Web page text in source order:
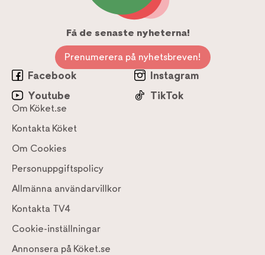
Få de senaste nyheterna!
Prenumerera på nyhetsbreven!
Facebook
Instagram
Youtube
TikTok
Om Köket.se
Kontakta Köket
Om Cookies
Personuppgiftspolicy
Allmänna användarvillkor
Kontakta TV4
Cookie-inställningar
Annonsera på Köket.se